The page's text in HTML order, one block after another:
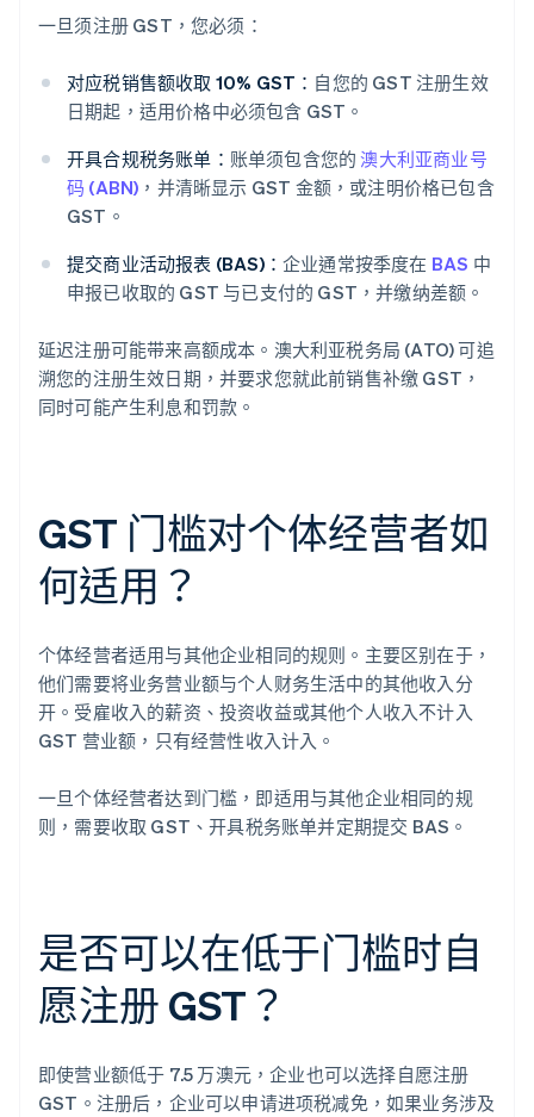
一旦须注册 GST，您必须：
对应税销售额收取 10% GST： 自您的 GST 注册生效
日期起，适用价格中必须包含 GST。
开具合规税务账单： 账单须包含您的澳大利亚商业号
码 (ABN) ，并清晰显示 GST 金额，或注明价格已包含
GST。
提交商业活动报表 (BAS)： 企业通常按季度在 BAS 中
申报已收取的 GST 与已支付的 GST，并缴纳差额。
延迟注册可能带来高额成本。澳大利亚税务局 (ATO) 可追
溯您的注册生效日期，并要求您就此前销售补缴 GST，
同时可能产生利息和罚款。
GST 门槛对个体经营者如
何适用？
个体经营者适用与其他企业相同的规则。主要区别在于，
他们需要将业务营业额与个人财务生活中的其他收入分
开。受雇收入的薪资、投资收益或其他个人收入不计入
GST 营业额，只有经营性收入计入。
一旦个体经营者达到门槛，即适用与其他企业相同的规
则，需要收取 GST、开具税务账单并定期提交 BAS。
是否可以在低于门槛时自
愿注册 GST？
即使营业额低于 7.5 万澳元，企业也可以选择自愿注册
GST。注册后，企业可以申请进项税减免，如果业务涉及